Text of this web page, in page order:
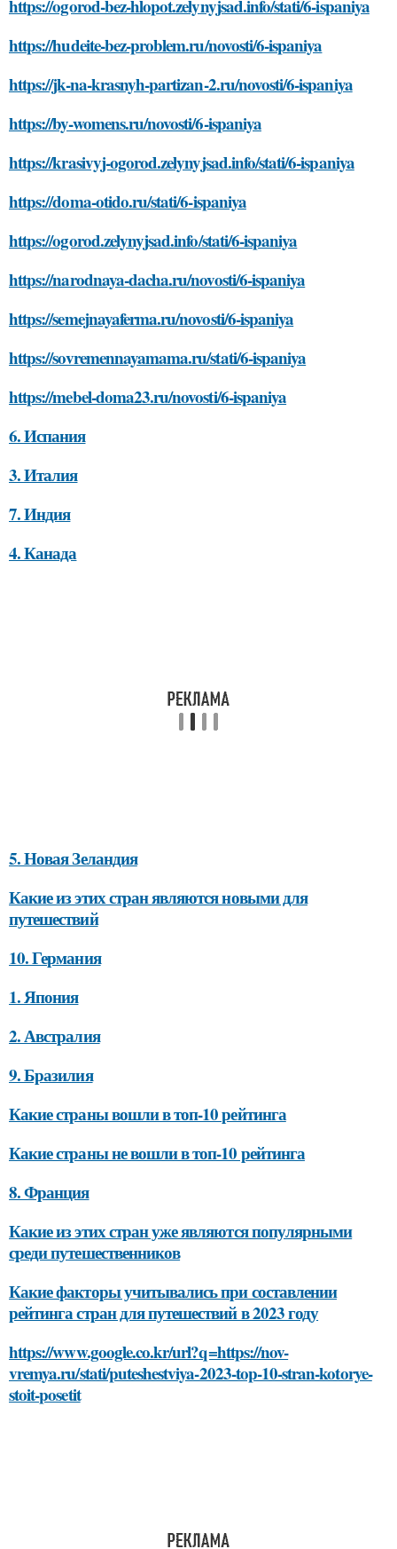
https://ogorod-bez-hlopot.zelynyjsad.info/stati/6-ispaniya
https://hudeite-bez-problem.ru/novosti/6-ispaniya
https://jk-na-krasnyh-partizan-2.ru/novosti/6-ispaniya
https://by-womens.ru/novosti/6-ispaniya
https://krasivyj-ogorod.zelynyjsad.info/stati/6-ispaniya
https://doma-otido.ru/stati/6-ispaniya
https://ogorod.zelynyjsad.info/stati/6-ispaniya
https://narodnaya-dacha.ru/novosti/6-ispaniya
https://semejnayaferma.ru/novosti/6-ispaniya
https://sovremennayamama.ru/stati/6-ispaniya
https://mebel-doma23.ru/novosti/6-ispaniya
6. Испания
3. Италия
7. Индия
4. Канада
5. Новая Зеландия
Какие из этих стран являются новыми для
путешествий
10. Германия
1. Япония
2. Австралия
9. Бразилия
Какие страны вошли в топ-10 рейтинга
Какие страны не вошли в топ-10 рейтинга
8. Франция
Какие из этих стран уже являются популярными
среди путешественников
Какие факторы учитывались при составлении
рейтинга стран для путешествий в 2023 году
https://www.google.co.kr/url?q=https://nov-
vremya.ru/stati/puteshestviya-2023-top-10-stran-kotorye-
stoit-posetit